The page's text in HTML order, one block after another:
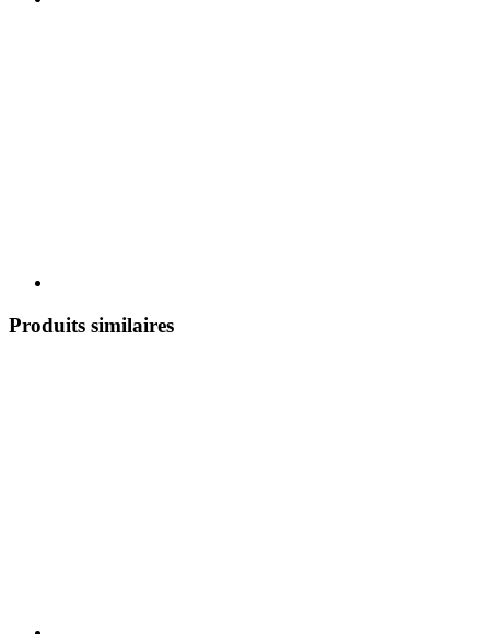
Produits similaires